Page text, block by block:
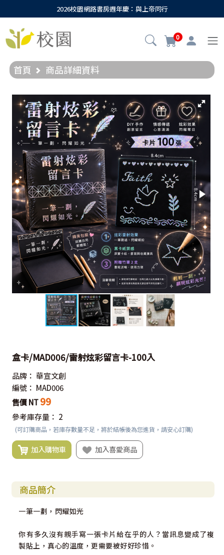
2026校園網路書房週年慶：與上帝同行
0
首頁 商品詳細資料
盒卡/MAD006/雷射炫彩留言卡-100入
品牌： 華宣文創
編號： MAD006
售價 NT 99
參考庫存量： 2
(可訂購商品，若庫存數量不足，將於結帳後為您進貨，請安心訂購)
加入購物車 加入喜愛商品
商品簡介
一筆一劃，閃耀如光
你有多久沒有親手寫一張卡片給在乎的人？當訊息變成了複
製貼上，真心的溫度，更需要被好好珍惜。